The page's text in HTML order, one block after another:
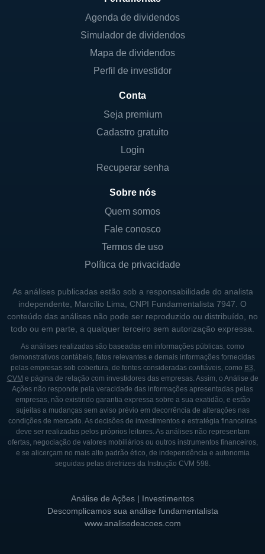
Agenda de dividendos
Simulador de dividendos
Mapa de dividendos
Perfil de investidor
Conta
Seja premium
Cadastro gratuito
Login
Recuperar senha
Sobre nós
Quem somos
Fale conosco
Termos de uso
Política de privacidade
As análises publicadas estão sob a responsabilidade do analista
independente, Marcílio Lima, CNPI Fundamentalista 7947. O
conteúdo das análises não pode ser reproduzido ou distribuído, no
todo ou em parte, a qualquer terceiro sem autorização expressa.
As análises realizadas são baseadas em informações públicas, como
demonstrativos contábeis, fatos relevantes e demais informações fornecidas
pelas empresas sob cobertura, de fontes consideradas confiáveis, como B3,
CVM e página de relação com investidores das empresas. Assim, o Análise de
Ações não responde pela veracidade das informações apresentadas pelas
empresas, não existindo garantia expressa sobre a sua exatidão, e estão
sujeitas a mudanças sem aviso prévio em decorrência de alterações nas
condições de mercado. As decisões de investimentos e estratégia financeiras
deve ser realizadas pelos próprios leitores. As análises não representam
ofertas, negociação de valores mobiliários ou outros instrumentos financeiros,
e se alicerçam no mais alto padrão ético, de independência e autonomia
seguidas pelas diretrizes da Instrução CVM 598.
Análise de Ações | Investimentos
Descomplicamos sua análise fundamentalista
www.analisedeacoes.com